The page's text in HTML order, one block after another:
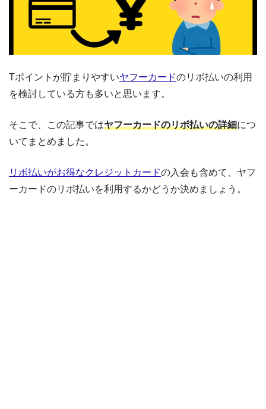
Tポイントが貯まりやすいヤフーカードのリボ払いの利用
を検討している方も多いと思います。
そこで、この記事ではヤフーカードのリボ払いの詳細につ
いてまとめました。
リボ払いがお得なクレジットカードの入会も含めて、ヤフ
ーカードのリボ払いを利用するかどうか決めましょう。